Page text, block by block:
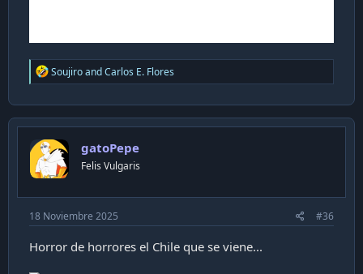
R
e
c
t
o
n
s
SoujiroandCarlos E. Flores
gatoPepe
Felis Vulgaris
18 Noviembre 2025 #36
Horror de horrores el Chile que se viene...